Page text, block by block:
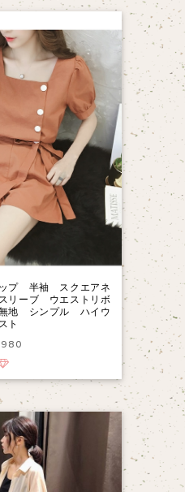
プ 半袖 スクエアネ
リーブ ウエストリボ
地 シンプル ハイウ
ト